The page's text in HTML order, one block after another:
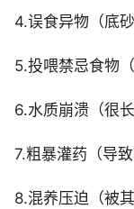
4.误食异物（底
5.投喂禁忌食物
6.水质崩溃（很
7.粗暴灌药（导致
8.混养压迫（被